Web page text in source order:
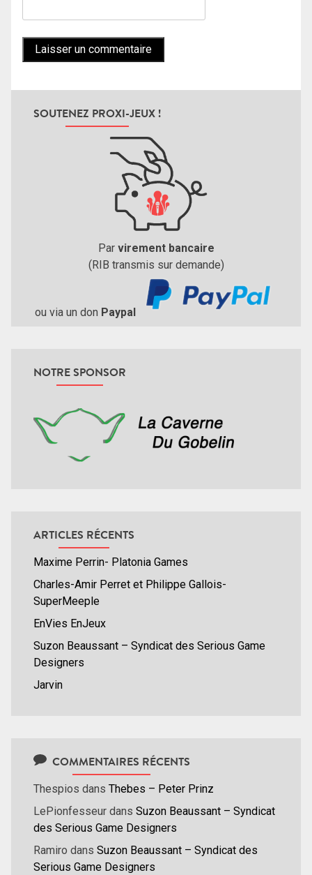
SOUTENEZ PROXI-JEUX !
Par virement bancaire
(RIB transmis sur demande)
ou via un don Paypal
NOTRE SPONSOR
ARTICLES RÉCENTS
Maxime Perrin- Platonia Games
Charles-Amir Perret et Philippe Gallois-
SuperMeeple
EnVies EnJeux
Suzon Beaussant – Syndicat des Serious Game
Designers
Jarvin
COMMENTAIRES RÉCENTS
Thespios dans Thebes – Peter Prinz
LePionfesseur dans Suzon Beaussant – Syndicat
des Serious Game Designers
Ramiro dans Suzon Beaussant – Syndicat des
Serious Game Designers